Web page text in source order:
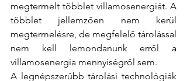
megtermelt többlet villamosenergiát. A
többlet jellemzően nem kerül
megtermelésre, de megfelelő tárolással
nem kell lemondanunk erről a
villamosenergia mennyiségről sem.
A legnépszerűbb tárolási technológiák